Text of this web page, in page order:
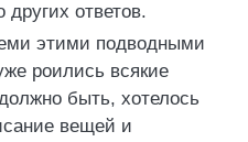
других ответов.
этими подводными
роились всякие
быть, хотелось
вещей и